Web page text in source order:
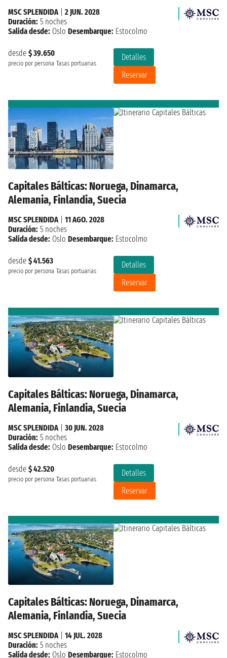
desde $ 39.650
precio por persona Tasas portuarias
Detalles
Reservar
MSC SPLENDIDA| 2 JUN. 2028
Duración: 5 noches
Salida desde: Oslo Desembarque: Estocolmo
Capitales Bálticas: Noruega, Dinamarca,
Alemania, Finlandia, Suecia
desde $ 41.563
precio por persona Tasas portuarias
Detalles
Reservar
MSC SPLENDIDA| 11 AGO. 2028
Duración: 5 noches
Salida desde: Oslo Desembarque: Estocolmo
Capitales Bálticas: Noruega, Dinamarca,
Alemania, Finlandia, Suecia
desde $ 42.520
precio por persona Tasas portuarias
Detalles
Reservar
MSC SPLENDIDA
30 JUN. 2028
Duración: 5 noches
Salida desde: Oslo Desembarque: Estocolmo
Capitales Bálticas: Noruega, Dinamarca,
Alemania, Finlandia, Suecia
MSC SPLENDIDA
14 JUL. 2028
Duración: 5 noches
Salida desde: Oslo Desembarque: Estocolmo